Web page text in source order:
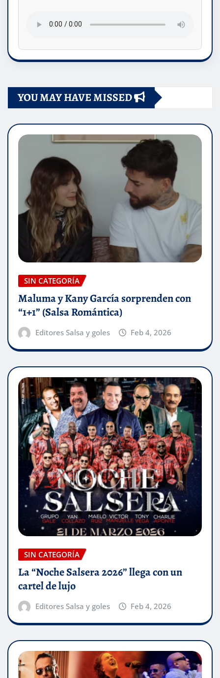
YOU MAY HAVE MISSED
SIN CATEGORÍA
Maluma y Kany García sorprenden con
“1+1” (Salsa Romántica)
Editores Salsa y goles Feb 4, 2026
SIN CATEGORÍA
La “Noche Salsera 2026” llega con un
cartel de lujo
Editores Salsa y goles Feb 4, 2026